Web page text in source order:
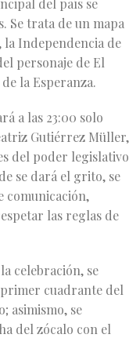
del país se
Se trata de un mapa
la Independencia de
personaje de El
la Esperanza.
a las 23:00 solo
Gutiérrez Müller,
del poder legislativo
se dará el grito, se
comunicación,
las reglas de
celebración, se
cuadrante del
asimismo, se
del zócalo con el